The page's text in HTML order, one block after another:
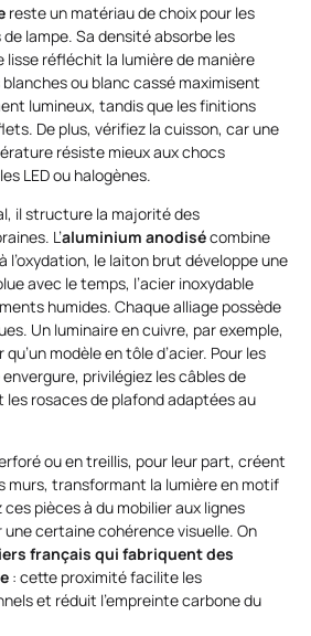
reste un matériau de choix pour les
lampe. Sa densité absorbe les
réfléchit la lumière de manière
ou blanc cassé maximisent
lumineux, tandis que les finitions
De plus, vérifiez la cuisson, car une
résiste mieux aux chocs
LED ou halogènes.
il structure la majorité des
L’aluminium anodisécombine
l’oxydation, le laiton brut développe une
avec le temps, l’acier inoxydable
humides. Chaque alliage possède
Un luminaire en cuivre, par exemple,
modèle en tôle d’acier. Pour les
privilégiez les câbles de
les rosaces de plafond adaptées au
ou en treillis, pour leur part, créent
murs, transformant la lumière en motif
pièces à du mobilier aux lignes
certaine cohérence visuelle. On
français qui fabriquent des
: cette proximité facilite les
et réduit l’empreinte carbone du